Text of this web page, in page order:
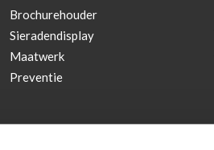
Brochurehouder
Sieradendisplay
Maatwerk
Preventie